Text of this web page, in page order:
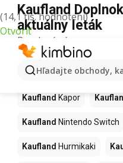
(14,1 tis. hodnotení)
Otvoriť
Hľadajte obchody,
Kaufland
aktuálny leták
Pre daný výraz sme
Ďalšie produkty
Kaufland
Kaufland Kapor
Kaufland Nintendo Switch
Kaufland Hurmikaki